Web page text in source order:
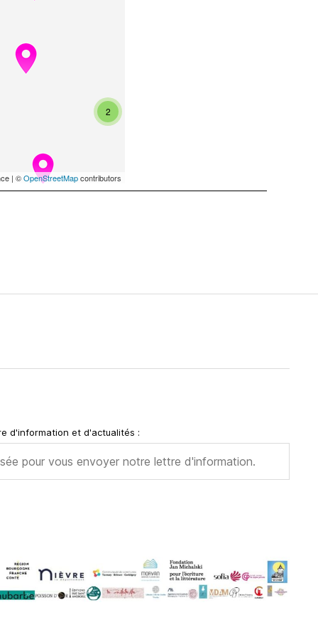
2
| ©OpenStreetMapcontributors
d'information et d'actualités :